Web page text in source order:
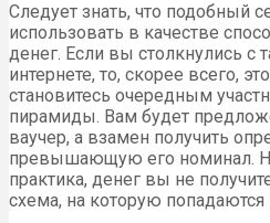
Следует знать, что подобный
использовать в качестве
денег. Если вы столкнулись с
интернете, то, скорее всего,
становитесь очередным
пирамиды. Вам будет
ваучер, а взамен получить
превышающую его номинал.
практика, денег вы не
схема, на которую попадаются